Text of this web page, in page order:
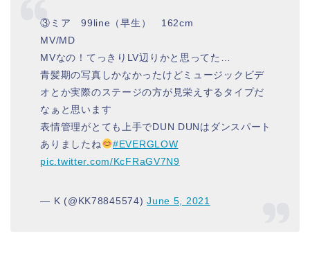
③ミア 99line（早生） 162cm
MV/MD
MVなの！てっきりLV辺りかと思ってた…
青髪期の写真しかなかったけどミュージックビデ
オとか実際のステージの方が見栄えするタイプだ
なぁと思います
表情管理がとても上手でDUN DUNはダンスパート
ありましたね
#EVERGLOW
pic.twitter.com/KcFRaGV7N9
— K (@KK78845574)June 5, 2021